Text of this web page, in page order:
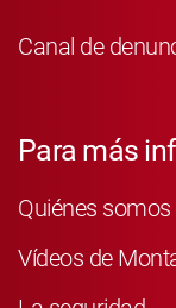
Canal de
Para más
Quiénes somos
Vídeos de